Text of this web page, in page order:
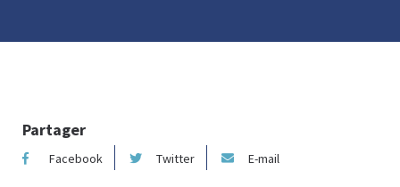
Partager
Facebook Twitter E-mail